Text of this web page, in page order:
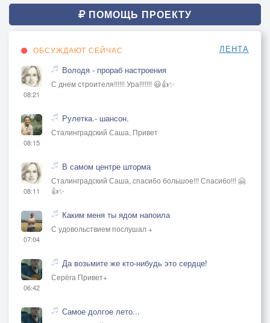
ПОМОЩЬ ПРОЕКТУ
ОБСУЖДАЮТ СЕЙЧАС ЛЕНТА
08:21
Володя - прораб настроения
С днем строителя!!!!!! Ура!!!!!!! 😃👍✨
08:15
Рулетка.- шансон.
Сталинградский Саша, Привет
08:11
В самом центре шторма
Сталинградский Саша, спасибо большое!!! Спасибо!!! 🤗
👍✨
07:04
Каким меня ты ядом напоила
С удовольствием послушал +
06:42
Да возьмите же кто-нибудь это сердце!
Серёга Привет+
Самое долгое лето...